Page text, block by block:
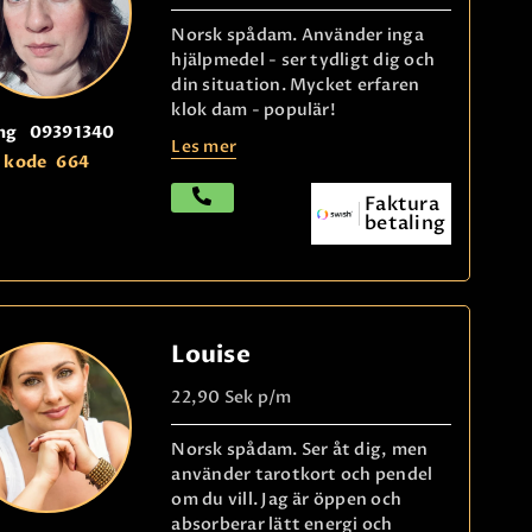
09391340
kode 664
Norsk spådam. Använder inga
hjälpmedel - ser tydligt dig och
din situation. Mycket erfaren
klok dam - populär!
Les mer
Faktura
betaling
Louise
22,90 Sek p/m
Norsk spådam. Ser åt dig, men
använder tarotkort och pendel
om du vill. Jag är öppen och
absorberar lätt energi och